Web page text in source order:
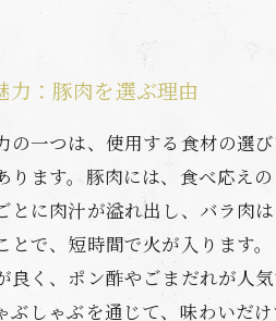
力：豚肉を選ぶ理由
の一つは、使用する食材の選
ります。豚肉には、食べ応え
とに肉汁が溢れ出し、バラ肉
とで、短時間で火が入ります
良く、ポン酢やごまだれが人
ぶしゃぶを通じて、味わいだ